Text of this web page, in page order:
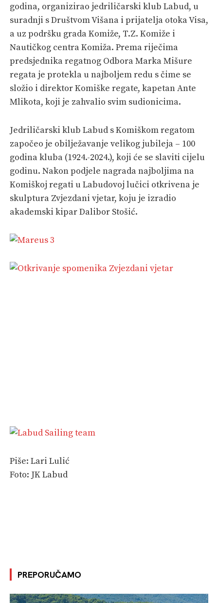
godina, organizirao jedriličarski klub Labud, u
suradnji s Društvom Višana i prijatelja otoka Visa,
a uz podršku grada Komiže, T.Z. Komiže i
Nautičkog centra Komiža. Prema riječima
predsjednika regatnog Odbora Marka Mišure
regata je protekla u najboljem redu s čime se
složio i direktor Komiške regate, kapetan Ante
Mlikota, koji je zahvalio svim sudionicima.
Jedriličarski klub Labud s Komiškom regatom
započeo je obilježavanje velikog jubileja – 100
godina kluba (1924.-2024.), koji će se slaviti cijelu
godinu. Nakon podjele nagrada najboljima na
Komiškoj regati u Labudovoj lučici otkrivena je
skulptura Zvjezdani vjetar, koju je izradio
akademski kipar Dalibor Stošić.
Piše: Lari Lulić
Foto: JK Labud
PREPORUČAMO